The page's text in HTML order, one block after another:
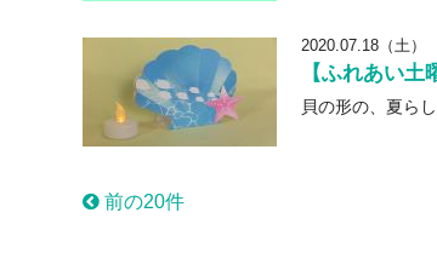
2020.07.18（土）
【ふれあい
貝の形の、夏ら
前の20件